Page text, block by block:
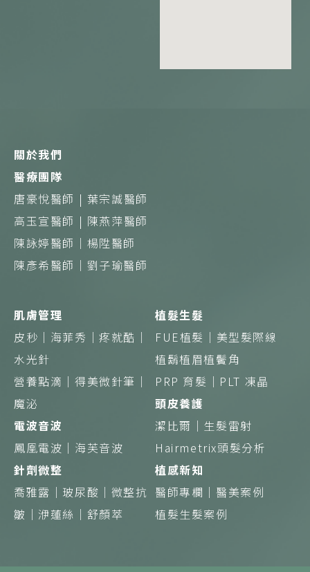
關於我們
醫療團隊
唐豪悅醫師 | 葉宗誠醫師
高玉宣醫師 | 陳燕萍醫師
陳詠婷醫師｜ 楊陞醫師
陳彥希醫師｜ 劉子瑜醫師
肌膚管理
皮秒｜ 海菲秀｜疼就酷｜
水光針
營養點滴｜得美微針筆｜
魔泌
電波音波
鳳凰電波｜ 海芙音波
針劑微整
喬雅露｜ 玻尿酸｜ 微整抗
皺｜洢蓮絲｜ 舒顏萃
植髮生髮
FUE植髮｜ 美型髮際線
植鬍植眉植鬢角
PRP 育髮｜ PLT 凍晶
頭皮養護
潔比爾｜ 生髮雷射
Hairmetrix頭髮分析
植感新知
醫師專欄｜ 醫美案例
植髮生髮案例